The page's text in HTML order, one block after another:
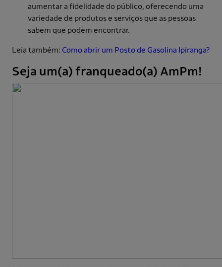
aumentar a fidelidade do público, oferecendo uma
variedade de produtos e serviços que as pessoas
sabem que podem encontrar.
Leia também: Como abrir um Posto de Gasolina Ipiranga?
Seja um(a) franqueado(a) AmPm!